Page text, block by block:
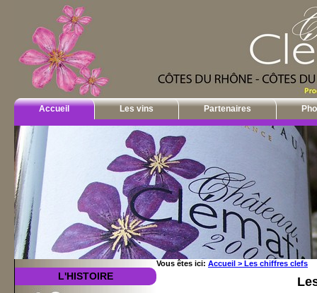
Accueil Les vins Partenaires
L'HISTOIRE
Vous êtes ici: Accueil > Les chiffres clefs